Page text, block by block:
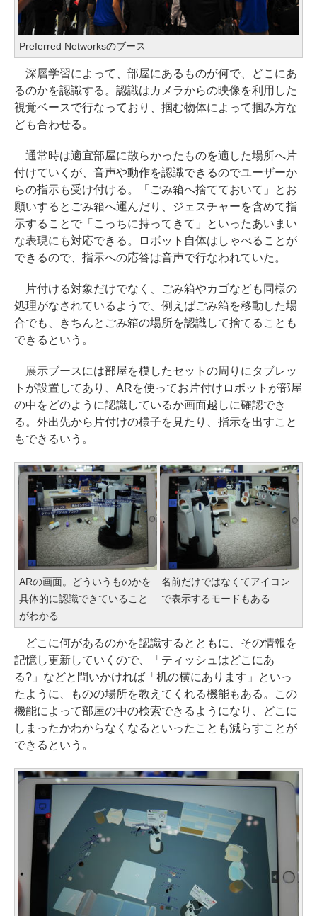
Preferred Networksのブース
深層学習によって、部屋にあるものが何で、どこにあ
るのかを認識する。認識はカメラからの映像を利用した
視覚ベースで行なっており、掴む物体によって掴み方な
ども合わせる。
通常時は適宜部屋に散らかったものを適した場所へ片
付けていくが、音声や動作を認識できるのでユーザーか
らの指示も受け付ける。「ごみ箱へ捨てておいて」とお
願いするとごみ箱へ運んだり、ジェスチャーを含めて指
示することで「こっちに持ってきて」といったあいまい
な表現にも対応できる。ロボット自体はしゃべることが
できるので、指示への応答は音声で行なわれていた。
片付ける対象だけでなく、ごみ箱やカゴなども同様の
処理がなされているようで、例えばごみ箱を移動した場
合でも、きちんとごみ箱の場所を認識して捨てることも
できるという。
展示ブースには部屋を模したセットの周りにタブレッ
トが設置してあり、ARを使ってお片付けロボットが部屋
の中をどのように認識しているか画面越しに確認でき
る。外出先から片付けの様子を見たり、指示を出すこと
もできるいう。
ARの画面。どういうものかを
具体的に認識できていること
がわかる
名前だけではなくてアイコン
で表示するモードもある
どこに何があるのかを認識するとともに、その情報を
記憶し更新していくので、「ティッシュはどこにあ
る?」などと問いかければ「机の横にあります」といっ
たように、ものの場所を教えてくれる機能もある。この
機能によって部屋の中の検索できるようになり、どこに
しまったかわからなくなるといったことも減らすことが
できるという。